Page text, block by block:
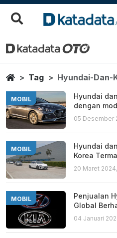
Hyundai Dan
Berita Terbaru
HomeTag Hyundai-Dan-
MOBIL
Hyundai
dengan
05 Desember
MOBIL
Hyundai
Korea
20 Maret
MOBIL
Penjualan
Global
04 Januari